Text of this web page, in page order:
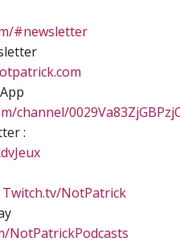
#newsletter
channel/
:
Twitch.tv/NotPatrick
NotPatrickPodcasts